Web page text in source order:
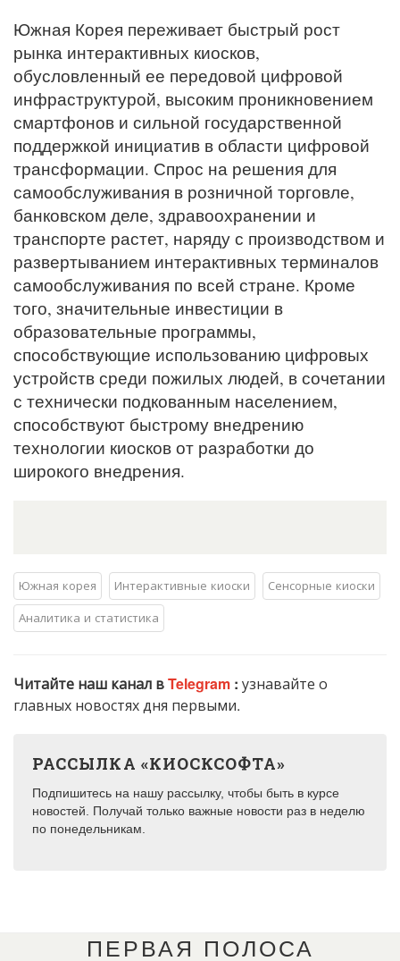
Южная Корея переживает быстрый рост
рынка интерактивных киосков,
обусловленный ее передовой цифровой
инфраструктурой, высоким проникновением
смартфонов и сильной государственной
поддержкой инициатив в области цифровой
трансформации. Спрос на решения для
самообслуживания в розничной торговле,
банковском деле, здравоохранении и
транспорте растет, наряду с производством и
развертыванием интерактивных терминалов
самообслуживания по всей стране. Кроме
того, значительные инвестиции в
образовательные программы,
способствующие использованию цифровых
устройств среди пожилых людей, в сочетании
с технически подкованным населением,
способствуют быстрому внедрению
технологии киосков от разработки до
широкого внедрения.
Южная корея Интерактивные киоски
Сенсорные киоски
Аналитика и статистика
Читайте наш канал вTelegram : узнавайте о
главных новостях дня первыми.
РАССЫЛКА «КИОСКСОФТА»
Подпишитесь на нашу рассылку, чтобы быть в курсе
новостей. Получай только важные новости раз в неделю
по понедельникам.
ПЕРВАЯ ПОЛОСА